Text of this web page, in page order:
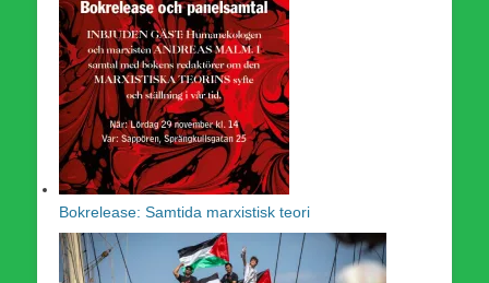
Bokrelease: Samtida marxistisk teori